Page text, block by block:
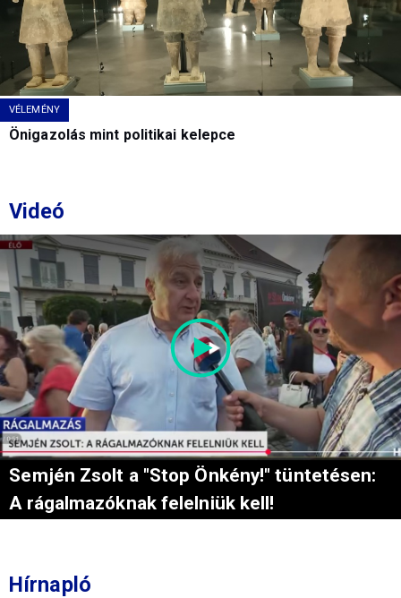
VÉLEMÉNY
Önigazolás mint politikai kelepce
Videó
Semjén Zsolt a "Stop Önkény!" tüntetésen:
A rágalmazóknak felelniük kell!
Hírnapló